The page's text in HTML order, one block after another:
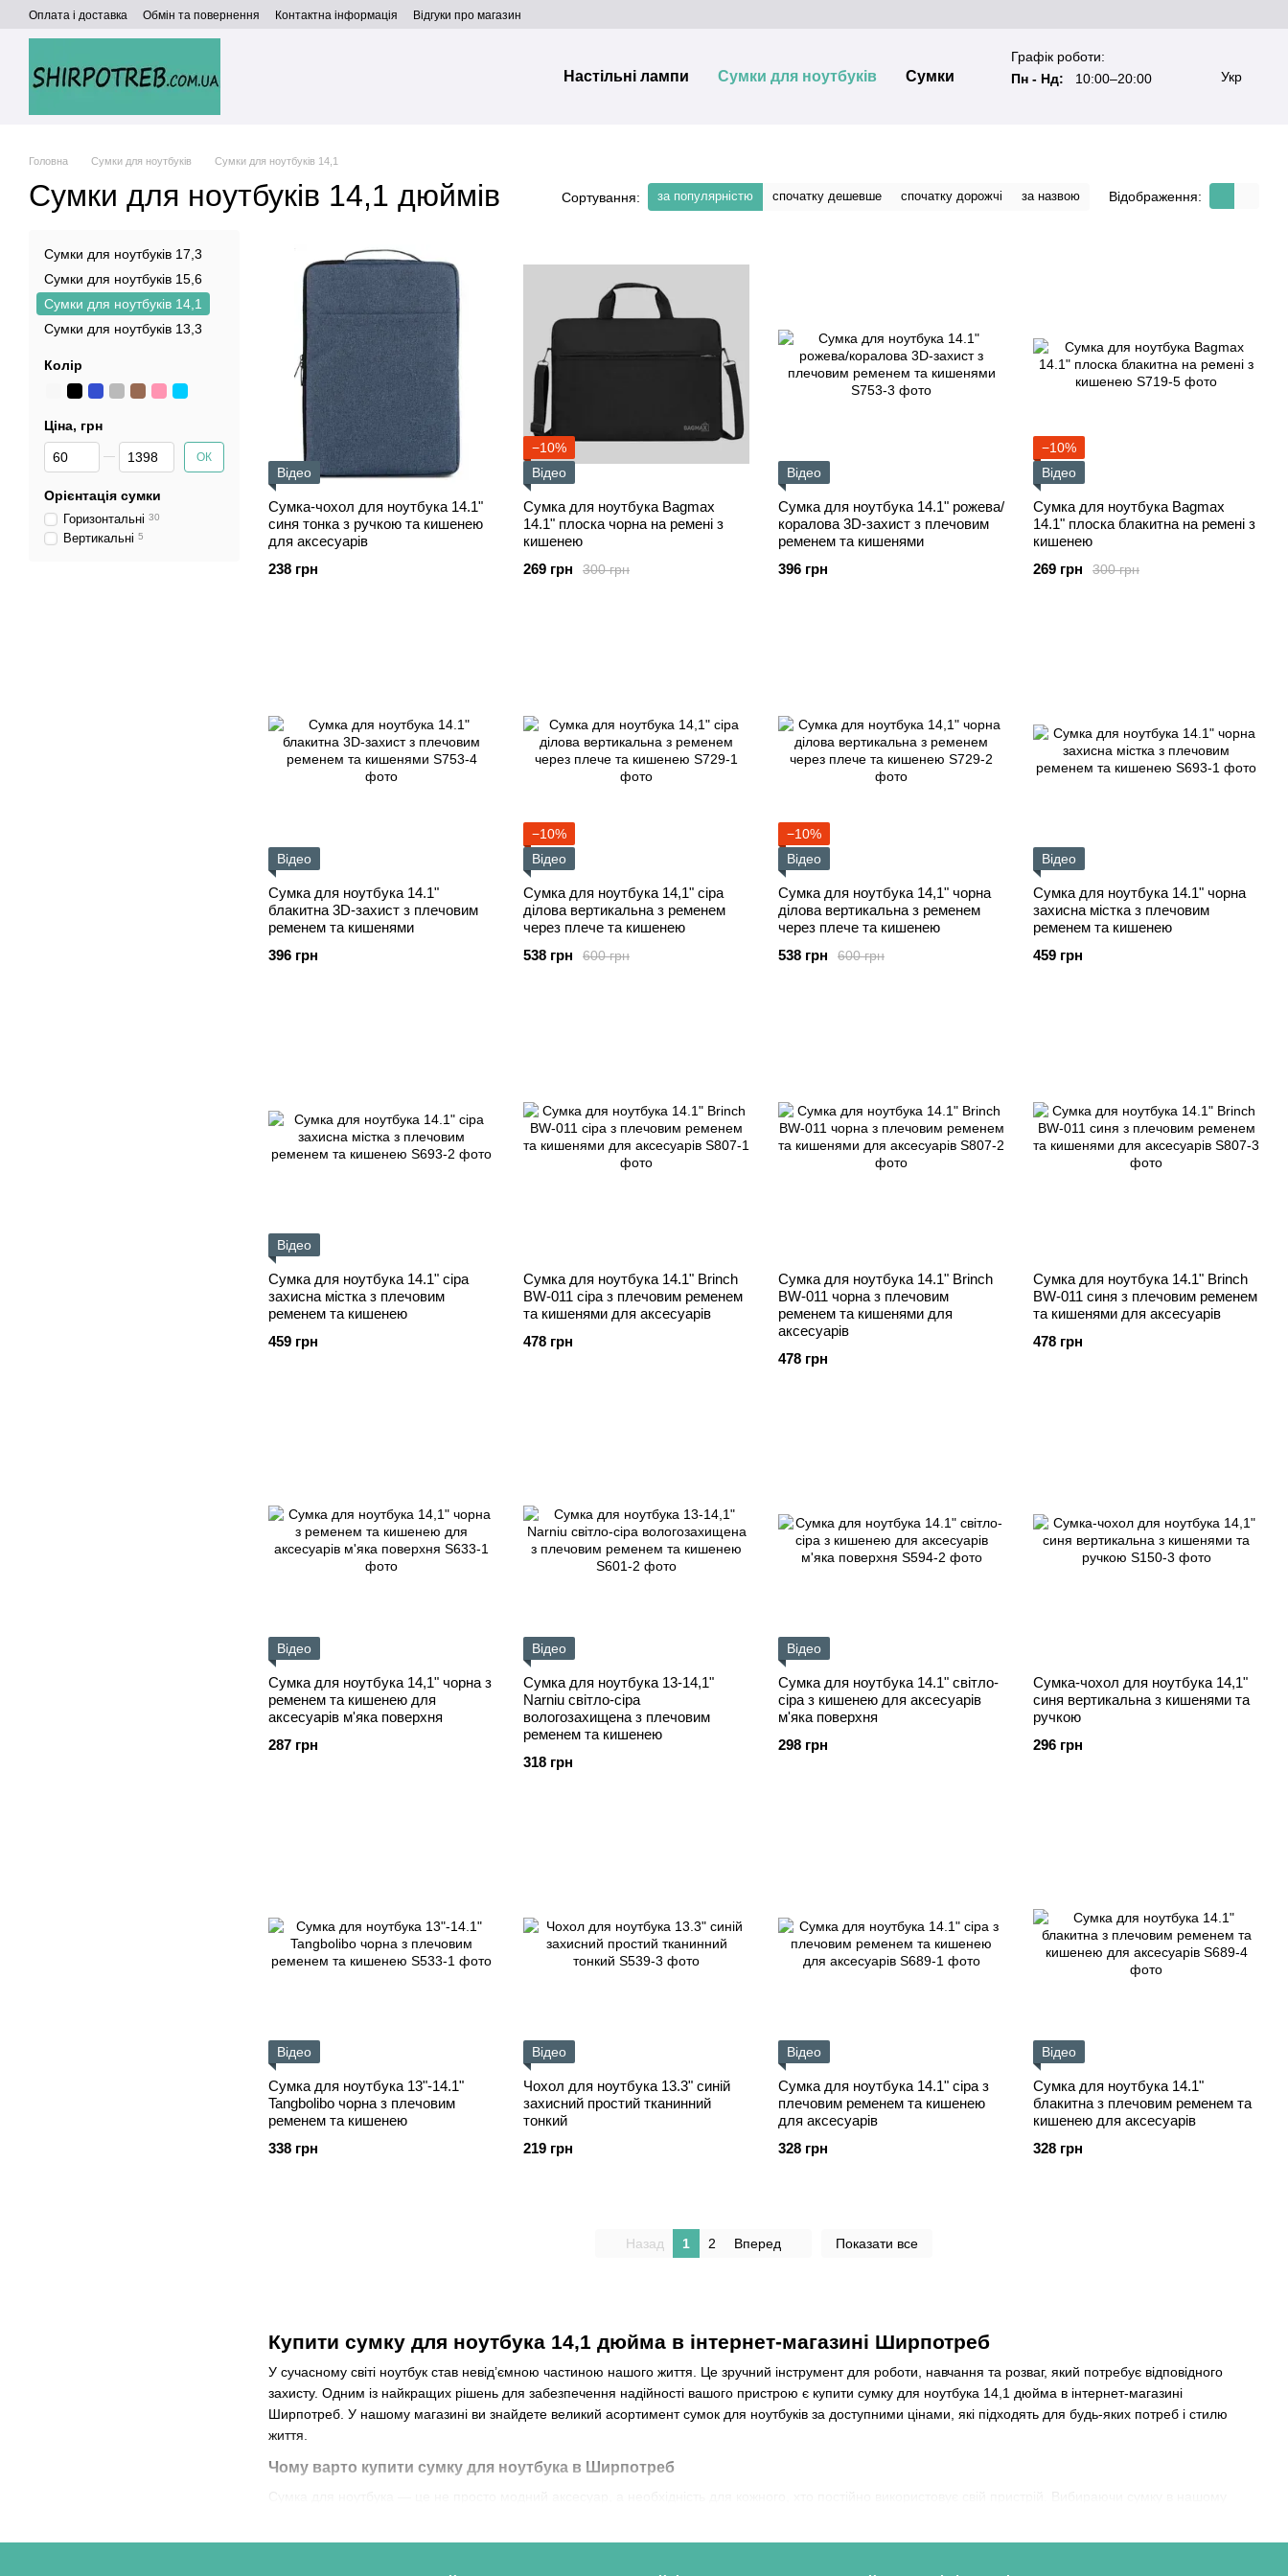
Перейти до основного контенту
Оплата і доставка Обмін та повернення Контактна інформація Відгуки про магазин
Настільні лампи Сумки для ноутбуків Сумки
Графік роботи:
Пн - Нд:
10:00–20:00 Укр
Головна Сумки для ноутбуків Сумки для ноутбуків 14,1
Сумки для ноутбуків 14,1 дюймів Сортування: за популярністю спочатку дешевше спочатку дорожчі за назвою Відображення:
Купити сумку для ноутбука 14,1 дюйма в інтернет-магазині Ширпотреб
У сучасному світі ноутбук став невід’ємною частиною нашого життя. Це зручний інструмент для роботи, навчання та розваг, який потребує відповідного
захисту. Одним із найкращих рішень для забезпечення надійності вашого пристрою є купити сумку для ноутбука 14,1 дюйма в інтернет-магазині
Ширпотреб. У нашому магазині ви знайдете великий асортимент сумок для ноутбуків за доступними цінами, які підходять для будь-яких потреб і стилю
життя.
Чому варто купити сумку для ноутбука в Ширпотреб
Відео
Сумка-чохол для ноутбука 14.1"
синя тонка з ручкою та кишенею
для аксесуарів
238 грн
−10%
Відео
Сумка для ноутбука Bagmax
14.1" плоска чорна на ремені з
кишенею
300 грн
269 грн
Відео
Сумка для ноутбука 14.1" рожева/
коралова 3D-захист з плечовим
ременем та кишенями
396 грн
−10%
Відео
Сумка для ноутбука Bagmax
14.1" плоска блакитна на ремені з
кишенею
300 грн
269 грн
Відео
Сумка для ноутбука 14.1"
блакитна 3D-захист з плечовим
ременем та кишенями
396 грн
−10%
Відео
Сумка для ноутбука 14,1" сіра
ділова вертикальна з ременем
через плече та кишенею
600 грн
538 грн
−10%
Відео
Сумка для ноутбука 14,1" чорна
ділова вертикальна з ременем
через плече та кишенею
600 грн
538 грн
Відео
Сумка для ноутбука 14.1" чорна
захисна містка з плечовим
ременем та кишенею
459 грн
Відео
Сумка для ноутбука 14.1" сіра
захисна містка з плечовим
ременем та кишенею
459 грн
Сумка для ноутбука 14.1" Brinch
BW-011 сіра з плечовим ременем
та кишенями для аксесуарів
478 грн
Сумка для ноутбука 14.1" Brinch
BW-011 чорна з плечовим
ременем та кишенями для
аксесуарів
478 грн
Сумка для ноутбука 14.1" Brinch
BW-011 синя з плечовим ременем
та кишенями для аксесуарів
478 грн
Відео
Сумка для ноутбука 14,1" чорна з
ременем та кишенею для
аксесуарів м'яка поверхня
287 грн
Відео
Сумка для ноутбука 13-14,1"
Narniu світло-сіра
вологозахищена з плечовим
ременем та кишенею
318 грн
Відео
Сумка для ноутбука 14.1" світло-
сіра з кишенею для аксесуарів
м'яка поверхня
298 грн
Сумка-чохол для ноутбука 14,1"
синя вертикальна з кишенями та
ручкою
296 грн
Відео
Сумка для ноутбука 13"-14.1"
Tangbolibo чорна з плечовим
ременем та кишенею
338 грн
Відео
Чохол для ноутбука 13.3" синій
захисний простий тканинний
тонкий
219 грн
Відео
Сумка для ноутбука 14.1" сіра з
плечовим ременем та кишенею
для аксесуарів
328 грн
Відео
Сумка для ноутбука 14.1"
блакитна з плечовим ременем та
кишенею для аксесуарів
328 грн
Назад 1 2 Вперед Показати все
Сумки для ноутбуків 17,3
Сумки для ноутбуків 15,6
Сумки для ноутбуків 14,1
Сумки для ноутбуків 13,3
Колір
Ціна, грн
Від Ціна, грн
До Ціна, грн ОК
Орієнтація сумки
Горизонтальні 30
Вертикальні 5